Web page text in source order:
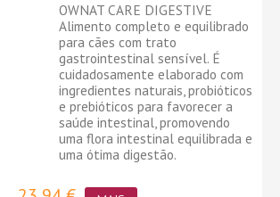
OWNAT CARE DIGESTIVE
Alimento completo e equilibrado
para cães com trato
gastrointestinal sensível. É
cuidadosamente elaborado com
ingredientes naturais, probióticos
e prebióticos para favorecer a
saúde intestinal, promovendo
uma flora intestinal equilibrada e
uma ótima digestão.